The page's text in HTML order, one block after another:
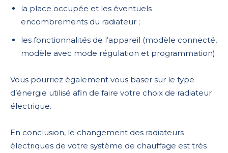
la place occupée et les éventuels
encombrements du radiateur ;
les fonctionnalités de l’appareil (modèle connecté,
modèle avec mode régulation et programmation).
Vous pourriez également vous baser sur le type
d’énergie utilisé afin de faire votre choix de radiateur
électrique.
En conclusion, le changement des radiateurs
électriques de votre système de chauffage est très